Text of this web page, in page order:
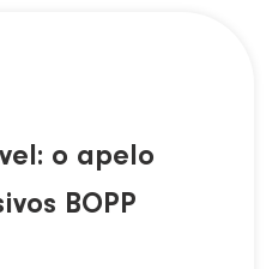
o apelo
BOPP